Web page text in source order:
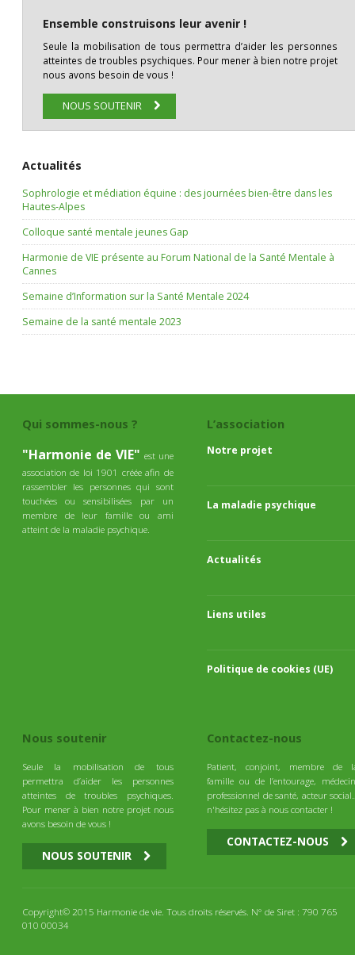
Ensemble construisons leur avenir !
Seule la mobilisation de tous permettra d’aider les personnes
atteintes de troubles psychiques. Pour mener à bien notre projet
nous avons besoin de vous !
NOUS SOUTENIR
Actualités
Sophrologie et médiation équine : des journées bien-être dans les
Hautes-Alpes
Colloque santé mentale jeunes Gap
Harmonie de VIE présente au Forum National de la Santé Mentale à
Cannes
Semaine d’Information sur la Santé Mentale 2024
Semaine de la santé mentale 2023
Qui sommes-nous ?
"Harmonie de VIE" est une
association de loi 1901 créée afin de
rassembler les personnes qui sont
touchées ou sensibilisées par un
membre de leur famille ou ami
atteint de la maladie psychique.
L’association
Notre projet
La maladie psychique
Actualités
Liens utiles
Politique de cookies (UE)
Nous soutenir
Seule la mobilisation de tous
permettra d’aider les personnes
atteintes de troubles psychiques.
Pour mener à bien notre projet nous
avons besoin de vous !
NOUS SOUTENIR
Contactez-nous
Patient, conjoint, membre de
famille ou de l’entourage,
professionnel de santé, acteur
n'hésitez pas à nous contacter !
CONTACTEZ-NOUS
Copyright© 2015 Harmonie de vie. Tous droits réservés. N° de Siret : 790 765
010 00034